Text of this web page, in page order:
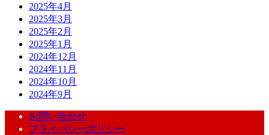
2025年4月
2025年3月
2025年2月
2025年1月
2024年12月
2024年11月
2024年10月
2024年9月
お問い合わせ
プライバシーポリシー